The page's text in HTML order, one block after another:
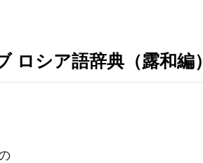
ロシア語辞典（露和編）